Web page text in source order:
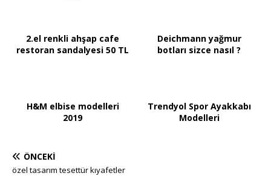
2.el renkli ahşap cafe
restoran sandalyesi 50 TL
Deichmann yağmur
botları sizce nasıl ?
H&M elbise modelleri
2019
Trendyol Spor Ayakkabı
Modelleri
ÖNCEKI
özel tasarım tesettür kıyafetler